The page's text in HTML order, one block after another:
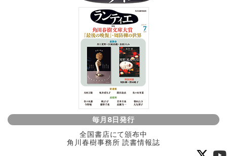
毎月8日発行
全国書店にて頒布中
角川春樹事務所 読書情報誌